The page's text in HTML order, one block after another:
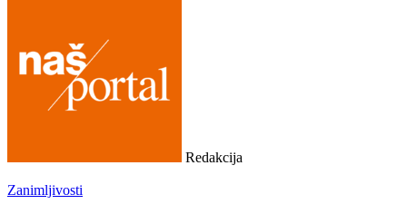
Redakcija
Zanimljivosti